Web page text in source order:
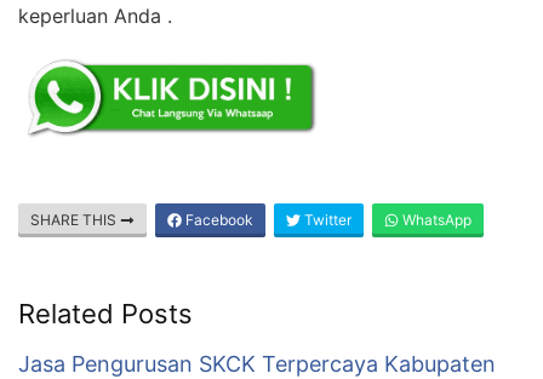
keperluan Anda .
SHARE THIS Facebook Twitter WhatsApp
Related Posts
Jasa Pengurusan SKCK Terpercaya Kabupaten